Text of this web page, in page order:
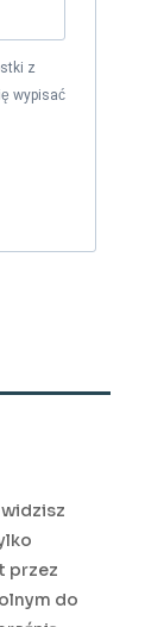
z
wypisać
przez
do